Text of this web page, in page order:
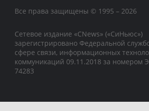
Все права защищены © 1995 – 2026
Сетевое издание «CNews» («СиНьюс»)
зарегистрировано Федеральной
сфере связи, информационных
коммуникаций 09.11.2018 за номером
74283